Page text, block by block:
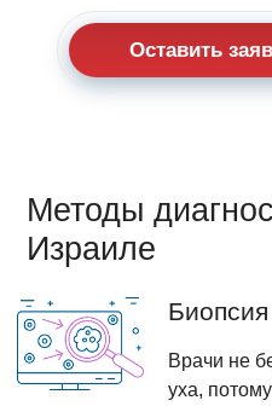
Оставить
Методы
Израиле
Врачи не
уха,